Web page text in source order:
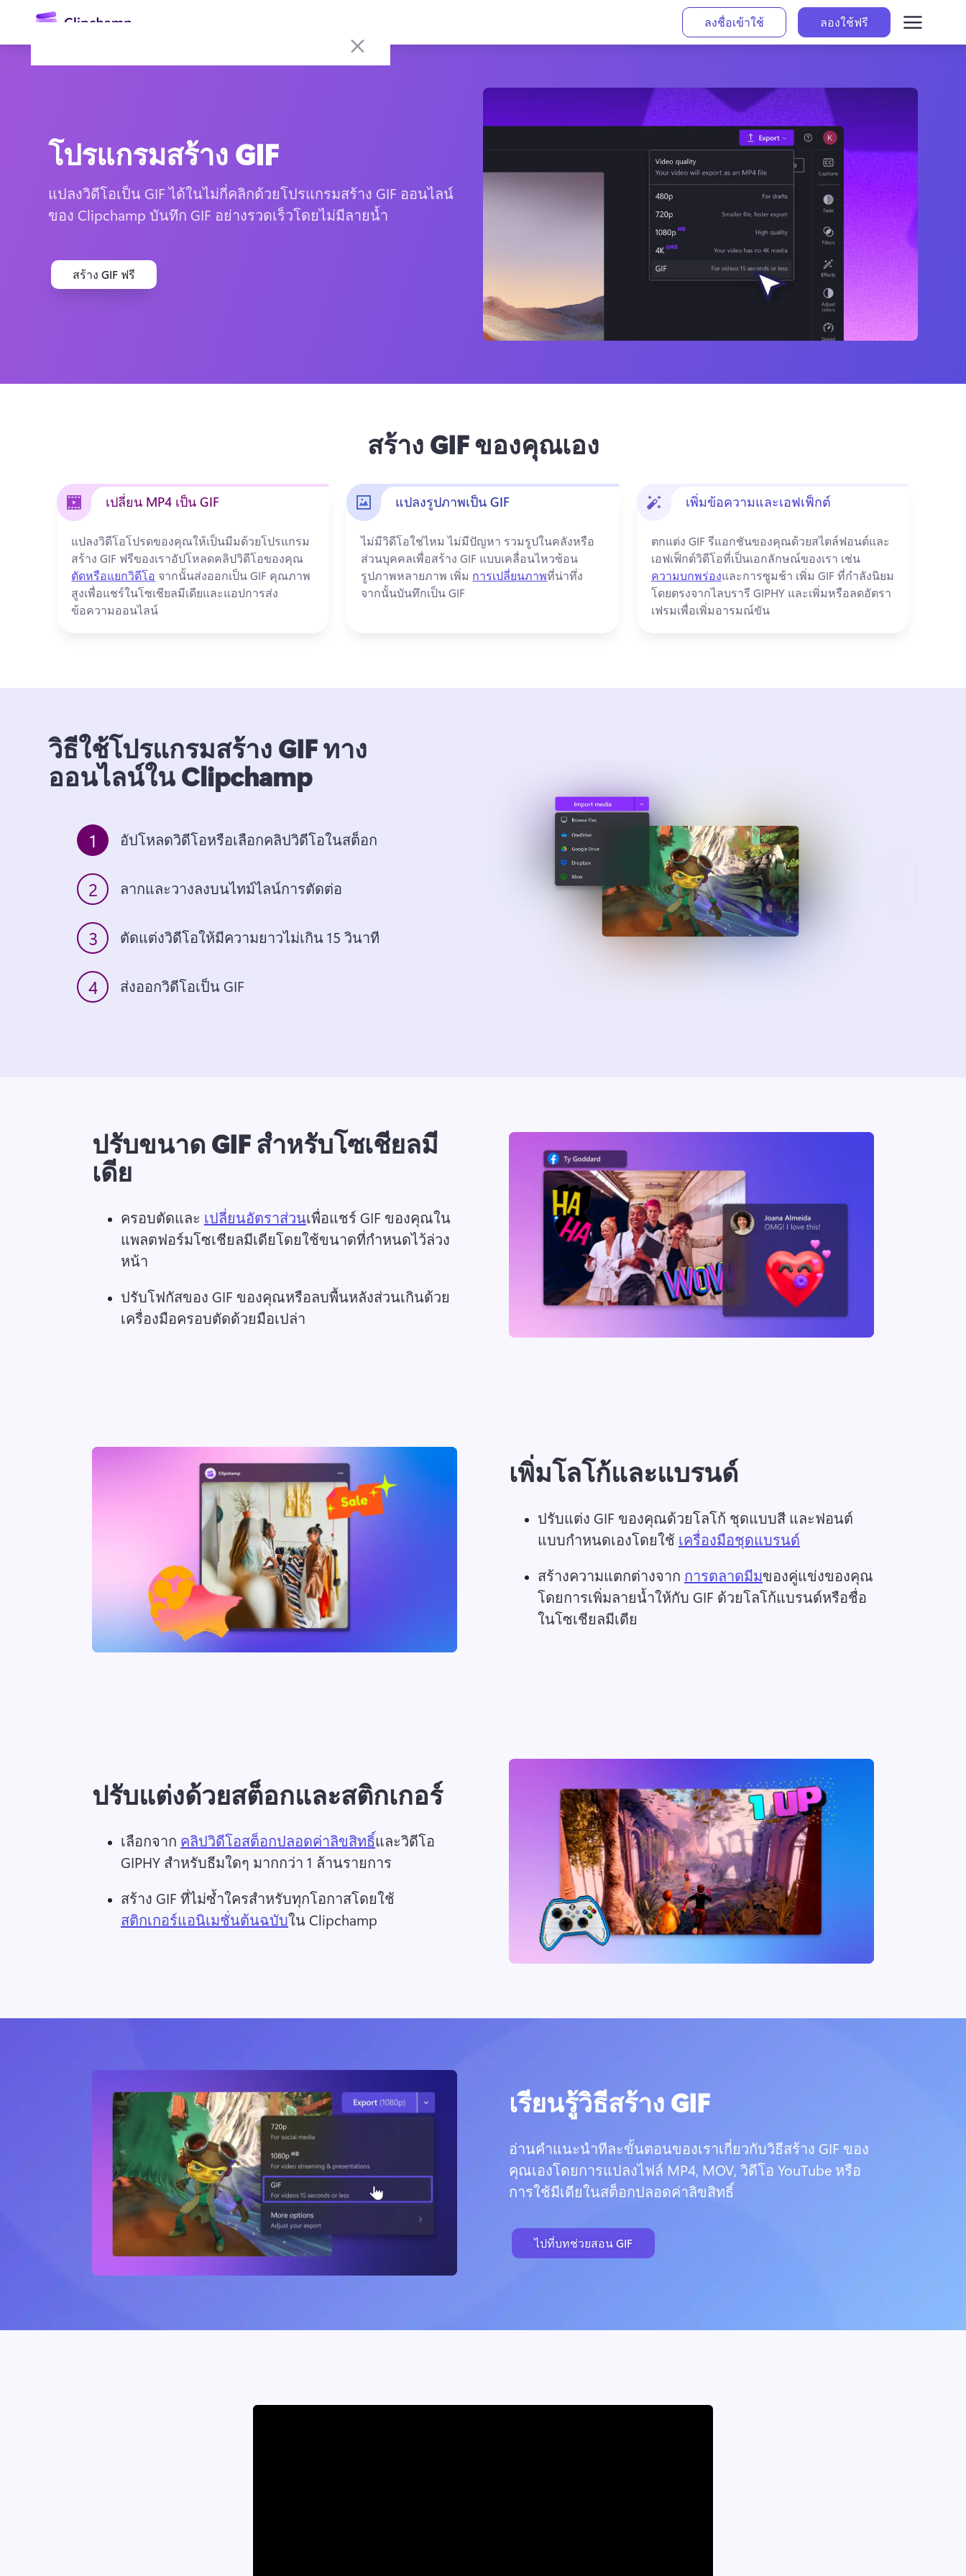
ลงชื่อเข้าใช้ ลองใช้ฟรี
โปรแกรมสร้าง GIF
แปลงวิดีโอเป็น GIF ได้ในไม่กี่คลิกด้วยโปรแกรมสร้าง GIF ออนไลน์
ของ Clipchamp บันทึก GIF อย่างรวดเร็วโดยไม่มีลายน้ำ
สร้าง GIF ฟรี
สร้าง GIF ของคุณเอง
เปลี่ยน MP4 เป็น GIF
แปลงวิดีโอโปรดของคุณให้เป็นมีมด้วยโปรแกรม
สร้าง GIF ฟรีของเราอัปโหลดคลิปวิดีโอของคุณ
ตัดหรือแยกวิดีโอ จากนั้นส่งออกเป็น GIF คุณภาพ
สูงเพื่อแชร์ในโซเชียลมีเดียและแอปการส่ง
ข้อความออนไลน์
แปลงรูปภาพเป็น GIF
ไม่มีวิดีโอใช่ไหม ไม่มีปัญหา รวมรูปในคลังหรือ
ส่วนบุคคลเพื่อสร้าง GIF แบบเคลื่อนไหวซ้อน
รูปภาพหลายภาพ เพิ่ม การเปลี่ยนภาพที่น่าทึ่ง
จากนั้นบันทึกเป็น GIF
เพิ่มข้อความและเอฟเฟ็กต์
ตกแต่ง GIF รีแอกชันของคุณด้วยสไตล์ฟอนต์และ
เอฟเฟ็กต์วิดีโอที่เป็นเอกลักษณ์ของเรา เช่น
ความบกพร่องและการซูมช้า เพิ่ม GIF ที่กำลังนิยม
โดยตรงจากไลบรารี GIPHY และเพิ่มหรือลดอัตรา
เฟรมเพื่อเพิ่มอารมณ์ขัน
วิธีใช้โปรแกรมสร้าง GIF ทาง
ออนไลน์ใน Clipchamp
1 อัปโหลดวิดีโอหรือเลือกคลิปวิดีโอในสต็อก
2 ลากและวางลงบนไทม์ไลน์การตัดต่อ
3 ตัดแต่งวิดีโอให้มีความยาวไม่เกิน 15 วินาที
4 ส่งออกวิดีโอเป็น GIF
ปรับขนาด GIF สำหรับโซเชียลมี
เดีย
ครอบตัดและ เปลี่ยนอัตราส่วนเพื่อแชร์ GIF ของคุณใน
แพลตฟอร์มโซเชียลมีเดียโดยใช้ขนาดที่กำหนดไว้ล่วง
หน้า
เครื่องมือครอบตัดด้วยมือเปล่า
เพิ่มโลโก้และแบรนด์
ปรับแต่ง GIF ของคุณด้วยโลโก้ ชุดแบบสี และฟอนต์
แบบกำหนดเองโดยใช้ เครื่องมือชุดแบรนด์
สร้างความแตกต่างจาก การตลาดมีมของคู่แข่งของคุณ
โดยการเพิ่มลายน้ำให้กับ GIF ด้วยโลโก้แบรนด์หรือชื่อ
ในโซเชียลมีเดีย
ปรับแต่งด้วยสต็อกและสติกเกอร์
เลือกจาก คลิปวิดีโอสต็อกปลอดค่าลิขสิทธิ์และวิดีโอ
GIPHY สำหรับธีมใดๆ มากกว่า 1 ล้านรายการ
สร้าง GIF ที่ไม่ซ้ำใครสำหรับทุกโอกาสโดยใช้
สติกเกอร์แอนิเมชั่นต้นฉบับใน Clipchamp
เรียนรู้วิธีสร้าง GIF
อ่านคำแนะนำทีละขั้นตอนของเราเกี่ยวกับวิธีสร้าง GIF ของ
คุณเองโดยการแปลงไฟล์ MP4, MOV, วิดีโอ YouTube หรือ
การใช้มีเดียในสต็อกปลอดค่าลิขสิทธิ์
ไปที่บทช่วยสอน GIF